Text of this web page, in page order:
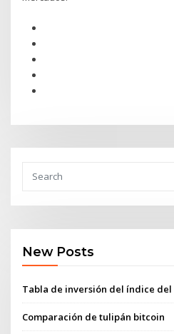
New Posts
Tabla de inversión del índice
Comparación de tulipán bitcoin